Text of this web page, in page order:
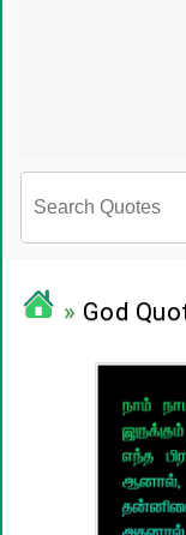
ஊக்கம் /
» God